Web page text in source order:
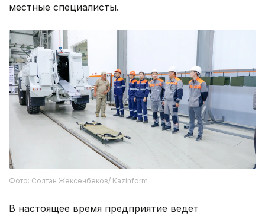
местные специалисты.
Фото: Солтан Жексенбеков/ Kazinform
В настоящее время предприятие ведет